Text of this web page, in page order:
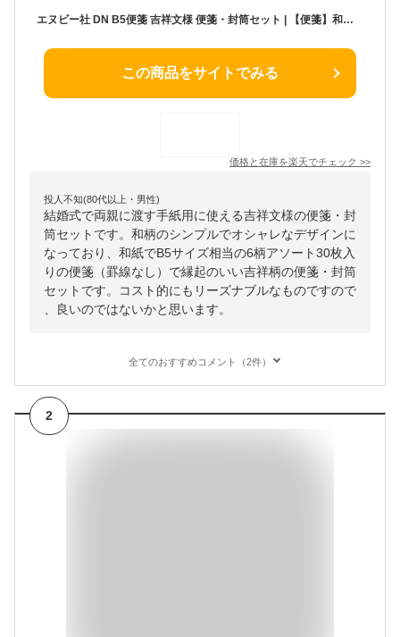
エヌビー社 DN B5便箋 吉祥文様 便箋・封筒セット | 【便箋】和紙 30枚 6柄アソート 罫線なし 【封筒】 3柄アソート 9枚 長形4号封筒 定形サイズ 和風 和柄 レター 手紙 お礼状 ラブレター 結婚式 記念日 友達 おしゃれ 御洒落 かわいい 可愛い 上品 高級
この商品をサイトでみる
価格と在庫を楽天でチェック >>
投人不知(80代以上・男性)
結婚式で両親に渡す手紙用に使える吉祥文様の便箋・封
筒セットです。和柄のシンプルでオシャレなデザインに
なっており、和紙でB5サイズ相当の6柄アソート30枚入
りの便箋（罫線なし）で縁起のいい吉祥柄の便箋・封筒
セットです。コスト的にもリーズナブルなものですので
、良いのではないかと思います。
全てのおすすめコメント（2件）
2